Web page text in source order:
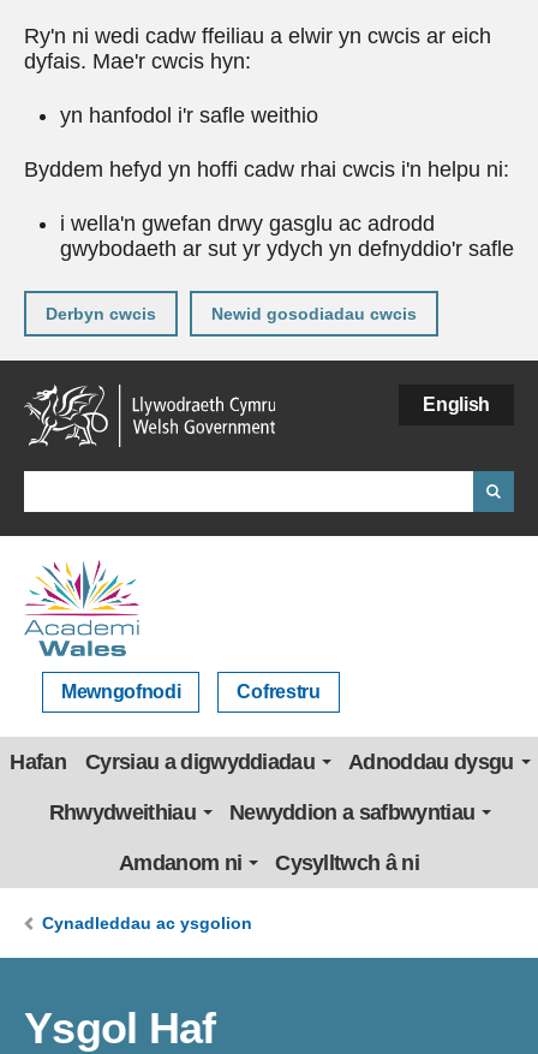
Ry'n ni wedi cadw ffeiliau a elwir yn cwcis ar eich
dyfais. Mae'r cwcis hyn:
yn hanfodol i'r safle weithio
Byddem hefyd yn hoffi cadw rhai cwcis i'n helpu ni:
i wella'n gwefan drwy gasglu ac adrodd
gwybodaeth ar sut yr ydych yn defnyddio'r safle
Derbyn cwcis Newid gosodiadau cwcis
Neidio
i'r
prif
gynnwy
English
Mewngofnodi Cofrestru
Hafan Cyrsiau a digwyddiadau Adnoddau dysgu
Rhwydweithiau Newyddion a safbwyntiau
Amdanom ni Cysylltwch â ni
Cynadleddau ac ysgolion
Ysgol Haf